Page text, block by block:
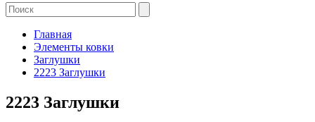
Главная
Элементы ковки
Заглушки
2223 Заглушки
2223 Заглушки